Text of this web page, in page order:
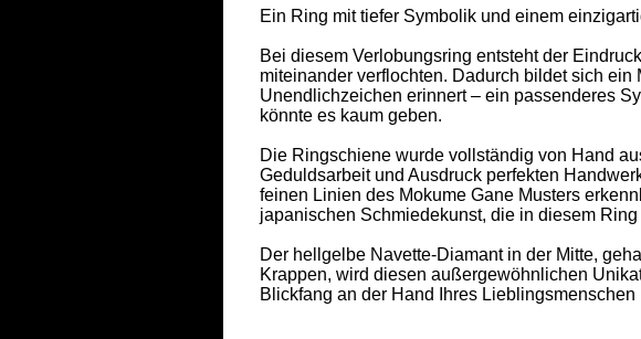
Ein Ring mit tiefer Symbolik und einem
Bei diesem Verlobungsring entsteht der
miteinander verflochten. Dadurch bildet sich ein
Unendlichzeichen erinnert – ein passenderes
könnte es kaum geben.
Die Ringschiene wurde vollständig von Hand
Geduldsarbeit und Ausdruck perfekten
feinen Linien des Mokume Gane Musters
japanischen Schmiedekunst, die in diesem Ring
Der hellgelbe Navette-Diamant in der Mitte,
Krappen, wird diesen außergewöhnlichen
Blickfang an der Hand Ihres Lieblingsmenschen